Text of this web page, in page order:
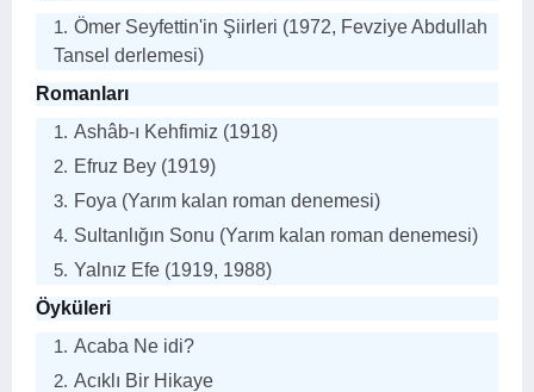
Ömer Seyfettin'in Şiirleri (1972, Fevziye Abdullah
Tansel derlemesi)
Romanları
Ashâb-ı Kehfimiz (1918)
Efruz Bey (1919)
Foya (Yarım kalan roman denemesi)
Sultanlığın Sonu (Yarım kalan roman denemesi)
Yalnız Efe (1919, 1988)
Öyküleri
Acaba Ne idi?
Acıklı Bir Hikaye